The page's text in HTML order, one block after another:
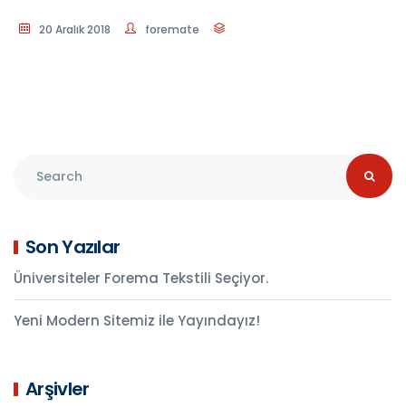
20 Aralık 2018 foremate
Son Yazılar
Üniversiteler Forema Tekstili Seçiyor.
Yeni Modern Sitemiz ile Yayındayız!
Arşivler